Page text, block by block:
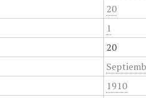
20
1
20
1910